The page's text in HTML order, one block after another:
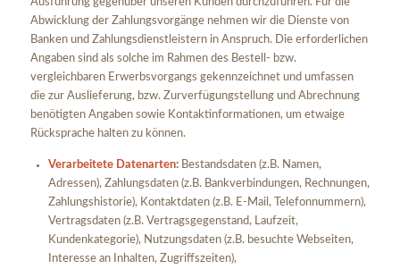
Abwicklung der Zahlungsvorgänge nehmen wir die Dienste von
Banken und Zahlungsdienstleistern in Anspruch. Die erforderlichen
Angaben sind als solche im Rahmen des Bestell- bzw.
vergleichbaren Erwerbsvorgangs gekennzeichnet und umfassen
die zur Auslieferung, bzw. Zurverfügungstellung und Abrechnung
benötigten Angaben sowie Kontaktinformationen, um etwaige
Rücksprache halten zu können.
Verarbeitete Datenarten:Bestandsdaten (z.B. Namen,
Adressen), Zahlungsdaten (z.B. Bankverbindungen, Rechnungen,
Zahlungshistorie), Kontaktdaten (z.B. E-Mail, Telefonnummern),
Vertragsdaten (z.B. Vertragsgegenstand, Laufzeit,
Kundenkategorie), Nutzungsdaten (z.B. besuchte Webseiten,
Interesse an Inhalten, Zugriffszeiten),